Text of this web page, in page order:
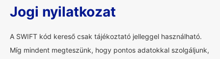
Jogi nyilatkozat
A SWIFT kód kereső csak tájékoztató jelleggel használható.
Míg mindent megteszünk, hogy pontos adatokkal szolgáljunk,